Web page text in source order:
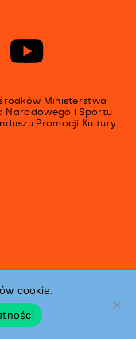
Strona
na
Ministerstwa
Narodowego i Sportu
Promocji Kultury
cookie.